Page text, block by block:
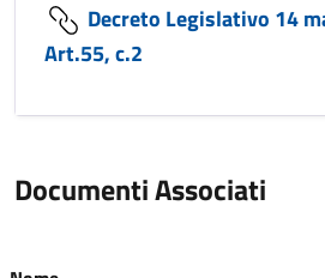
Decreto Legislativo 14
Art.55, c.2
Documenti Associati